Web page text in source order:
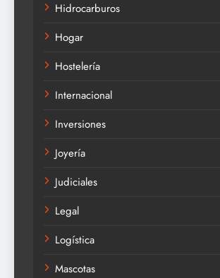
Hidrocarburos
Hogar
Hostelería
Internacional
Inversiones
Joyería
Judiciales
Legal
Logística
Mascotas